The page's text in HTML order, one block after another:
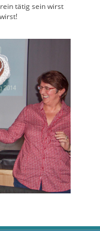
tätig sein wirst